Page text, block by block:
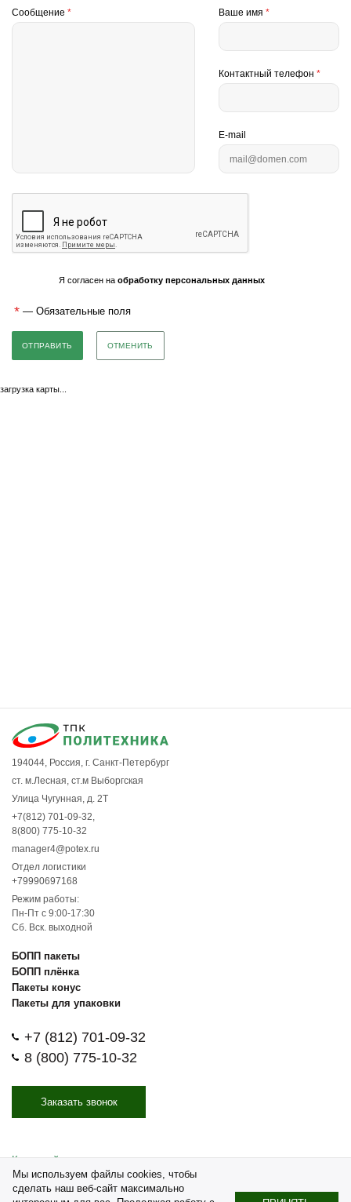
Сообщение * Ваше имя*
Контактный телефон*
E-mail
Я согласен на обработку персональных данных
* — Обязательные поля
ОТМЕНИТЬ
загрузка карты...
194044, Россия, г. Санкт-Петербург
ст. м.Лесная, ст.м Выборгская
Улица Чугунная, д. 2Т
+7(812) 701-09-32,
8(800) 775-10-32
manager4@potex.ru
Отдел логистики
+79990697168
Режим работы:
Пн-Пт с 9:00-17:30
Сб. Вск. выходной
БОПП пакеты
БОПП плёнка
Пакеты конус
Пакеты для упаковки
+7 (812) 701-09-32
8 (800) 775-10-32
Заказать звонок
Карта сайта
© 2026 ООО ТПК «Политехника». Оптовая продажа и
Мы используем файлы cookies, чтобы
сделать наш веб-сайт максимально